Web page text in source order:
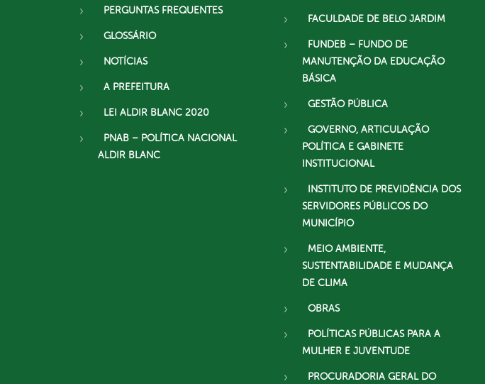
PERGUNTAS FREQUENTES
GLOSSÁRIO
NOTÍCIAS
A PREFEITURA
LEI ALDIR BLANC 2020
PNAB – POLÍTICA NACIONAL
ALDIR BLANC
FACULDADE DE BELO JARDIM
FUNDEB – FUNDO DE
MANUTENÇÃO DA EDUCAÇÃO
BÁSICA
GESTÃO PÚBLICA
GOVERNO, ARTICULAÇÃO
POLÍTICA E GABINETE
INSTITUCIONAL
INSTITUTO DE PREVIDÊNCIA DOS
SERVIDORES PÚBLICOS DO
MUNICÍPIO
MEIO AMBIENTE,
SUSTENTABILIDADE E MUDANÇA
DE CLIMA
OBRAS
POLÍTICAS PÚBLICAS PARA A
MULHER E JUVENTUDE
PROCURADORIA GERAL DO